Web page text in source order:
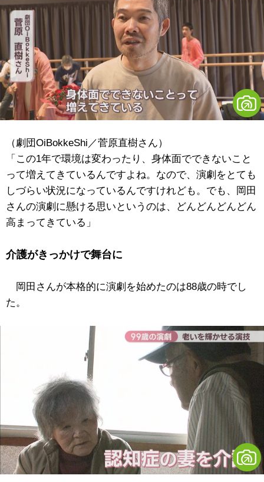
（劇団OiBokkeShi／菅原直樹さん）
「この1年で環境は変わったり、身体面でできないこと
って増えてきているんですよね。なので、演劇をとても
しづらい状況になっているんですけれども。でも、岡田
さんの演劇に懸ける思いというのは、どんどんどんどん
高まってきている」
介護がきっかけで舞台に
岡田さんが本格的に演劇を始めたのは88歳の時でし
た。